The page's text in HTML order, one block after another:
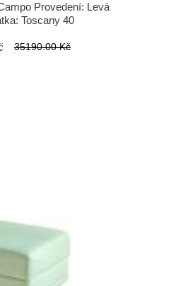
Provedení: Levá
Toscany 40
35190.00 Kč